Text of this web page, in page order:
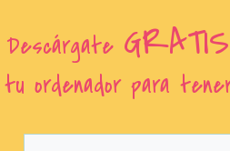
Descárgate GRATIS
tu ordenador para